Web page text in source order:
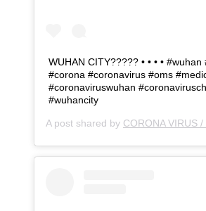
WUHAN CITY????? • • • •
#corona #coronavirus #oms
#coronaviruswuhan
#wuhancity
A post shared by CORONA VIRUS /